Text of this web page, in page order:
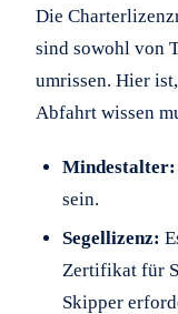
Die
sind sowohl von
umrissen. Hier
Abfahrt wissen
Mindestalter:
sein.
Segellizenz:
Zertifikat für
Skipper